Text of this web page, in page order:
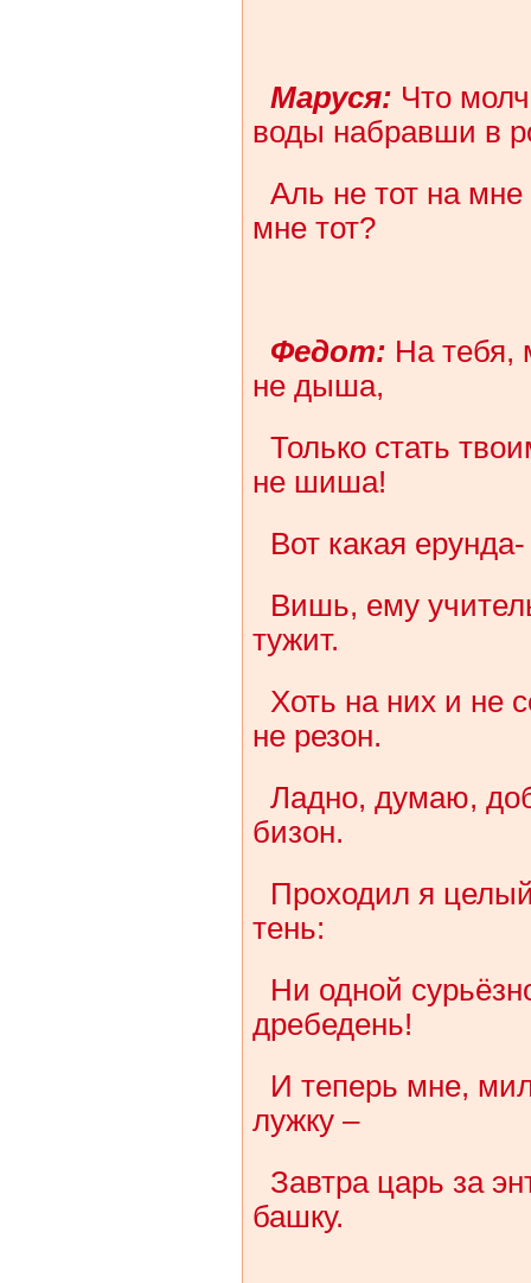
Маруся: Что
воды набравши в
Аль не тот на
мне тот?
Федот: На тебя,
не дыша,
Только стать
не шиша!
Вот какая
Вишь, ему
тужит.
Хоть на них и не
не резон.
Ладно, думаю,
бизон.
Проходил я
тень:
Ни одной
дребедень!
И теперь мне,
лужку –
Завтра царь за
башку.